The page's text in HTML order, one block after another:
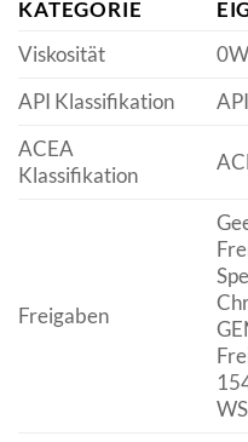
KATEGORIE
Viskosität
API Klassifikation
ACEA
Klassifikation
Freigaben